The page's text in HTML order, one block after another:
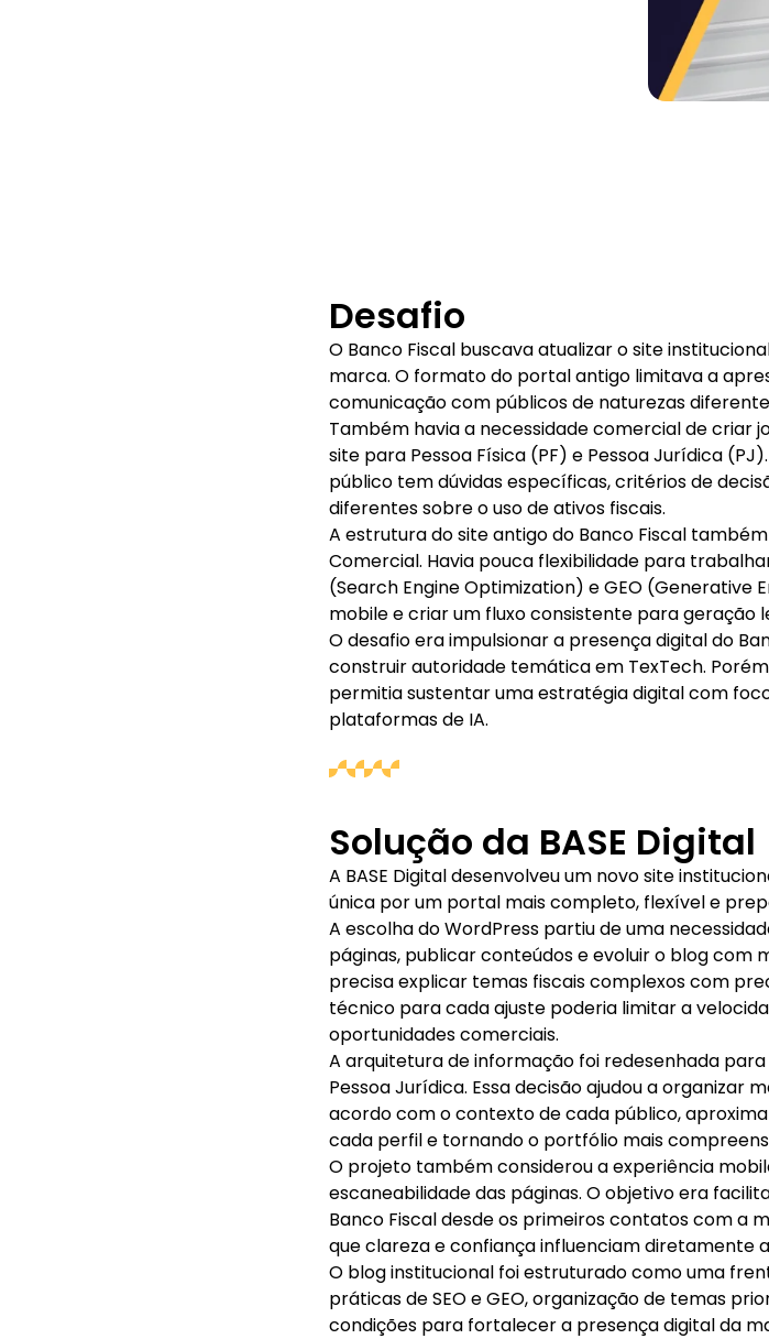
Desafio
O Banco Fiscal buscava atualizar o site
marca. O formato do portal antigo limitava a
comunicação com públicos de naturezas
Também havia a necessidade comercial de criar
site para Pessoa Física (PF) e Pessoa Jurídica
público tem dúvidas específicas, critérios de
diferentes sobre o uso de ativos fiscais.
A estrutura do site antigo do Banco Fiscal
Comercial. Havia pouca flexibilidade para
(Search Engine Optimization) e GEO (Generative
mobile e criar um fluxo consistente para geração
O desafio era impulsionar a presença digital do
construir autoridade temática em TexTech.
permitia sustentar uma estratégia digital com
plataformas de IA.
Solução da BASE Digital
A BASE Digital desenvolveu um novo site
única por um portal mais completo, flexível e
A escolha do WordPress partiu de uma
páginas, publicar conteúdos e evoluir o blog com
precisa explicar temas fiscais complexos com
técnico para cada ajuste poderia limitar a
oportunidades comerciais.
A arquitetura de informação foi redesenhada
Pessoa Jurídica. Essa decisão ajudou a organizar
acordo com o contexto de cada público,
cada perfil e tornando o portfólio mais
O projeto também considerou a experiência
escaneabilidade das páginas. O objetivo era
Banco Fiscal desde os primeiros contatos com a
que clareza e confiança influenciam diretamente
O blog institucional foi estruturado como uma
práticas de SEO e GEO, organização de temas
condições para fortalecer a presença digital da